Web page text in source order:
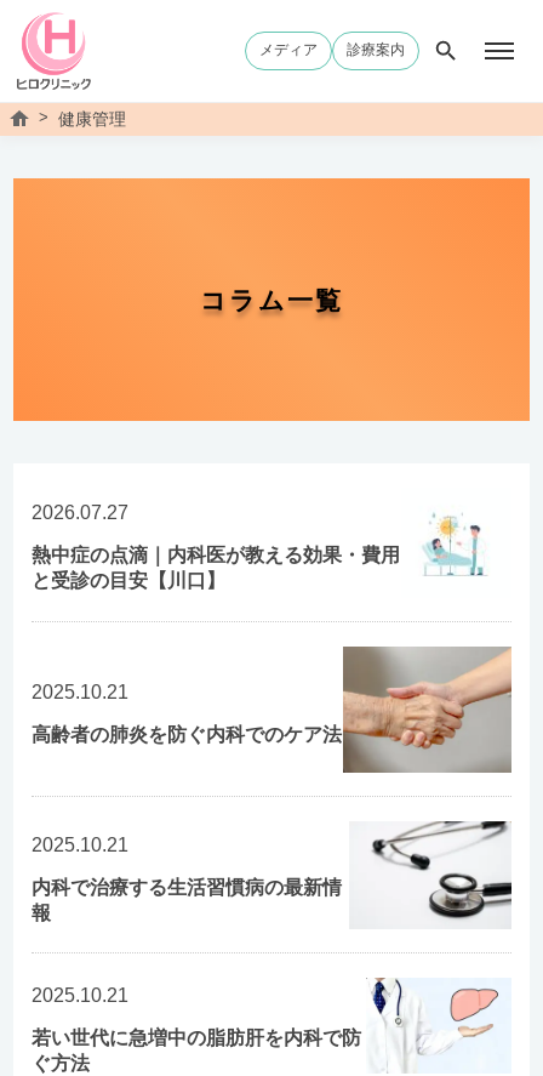
メディア 診療案内
川
口
ッ
> 健康管理
コラム一覧
2026.07.27
熱中症の点滴｜内科医が教える効果・費用
と受診の目安【川口】
2025.10.21
高齢者の肺炎を防ぐ内科でのケア法
2025.10.21
内科で治療する生活習慣病の最新情
報
2025.10.21
若い世代に急増中の脂肪肝を内科で防
ぐ方法